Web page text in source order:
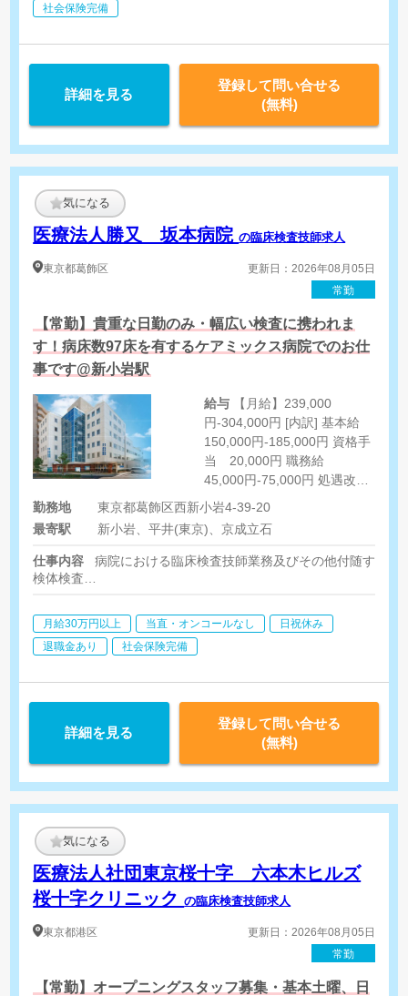
社会保険完備
詳細を見る
登録して問い合せる
(無料)
気になる
医療法人勝又 坂本病院の臨床検査技師求人
東京都葛飾区
更新日：2026年08月05日
常勤
【常勤】貴重な日勤のみ・幅広い検査に携われま
す！病床数97床を有するケアミックス病院でのお仕
事です@新小岩駅
給与
円-304,000円 [内訳] 基本給
150,000円-185,000円 資格手
当 20,000円 職務給
45,000円-75,000円 処遇改善
手当 24,000円/月（法人規
定により決定） [その他手当]
役職手当 50,000円※管理職
採用の方のみ支給 ※経験・年
勤務地
東京都葛飾区西新小岩4-39-20
最寄駅
新小岩、平井(東京)、京成立石
仕事内容
病院における臨床検査技師業務及びその他付随する業
検体検査
心電図検査
PWV
血圧脈波
月給30万円以上 当直・オンコールなし
日祝休み
退職金あり
社会保険完備
詳細を見る
登録して問い合せる
(無料)
気になる
医療法人社団東京桜十字 六本木ヒルズ
桜十字クリニックの臨床検査技師求人
東京都港区
更新日：2026年08月05日
常勤
【常勤】オープニングスタッフ募集・基本土曜、日